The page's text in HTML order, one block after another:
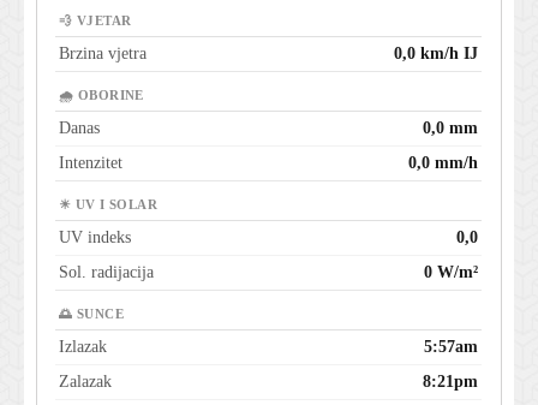
💨 VJETAR
Brzina vjetra 0,0 km/h IJ
🌧 OBORINE
Danas
0,0 mm
Intenzitet
0,0 mm/h
☀ UV I SOLAR
UV indeks
0,0
Sol. radijacija
0 W/m²
🌅 SUNCE
Izlazak
5:57am
Zalazak
8:21pm